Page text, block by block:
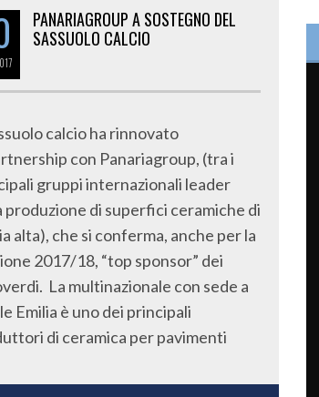
PANARIAGROUP A SOSTEGNO DEL
SASSUOLO CALCIO
calcio ha rinnovato
con Panariagroup, (tra i
gruppi internazionali leader
produzione di superfici ceramiche di
alta), che si conferma, anche per la
2017/18, “top sponsor” dei
La multinazionale con sede a
Emilia è uno dei principali
di ceramica per pavimenti